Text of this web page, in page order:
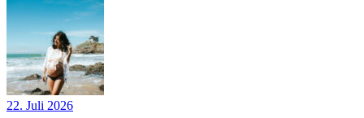
22. Juli 2026